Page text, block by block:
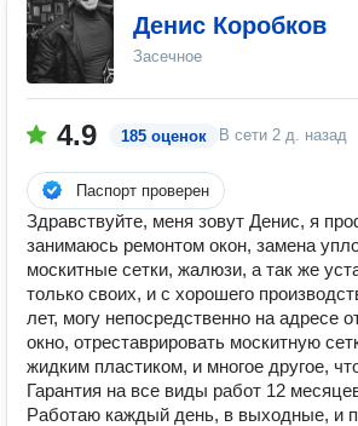
Денис Коробков
Засечное
4.9 185 оценок В сети 2 д. назад
Паспорт проверен
Здравствуйте, меня зовут Денис, я
занимаюсь ремонтом окон, замена
москитные сетки, жалюзи, а так же
только своих, и с хорошего
лет, могу непосредственно на адресе
окно, отреставрировать москитную
жидким пластиком, и многое другое,
Гарантия на все виды работ 12
Работаю каждый день, в выходные, и